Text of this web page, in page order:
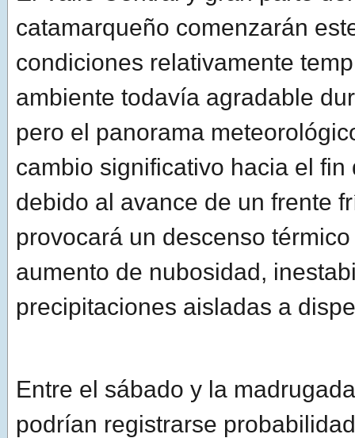
catamarqueño comenzarán
condiciones relativamente
ambiente todavía agradable
pero el panorama
cambio significativo hacia el fin
debido al avance de un frente
provocará un descenso
aumento de nubosidad,
precipitaciones aisladas a
Entre el sábado y la
podrían registrarse